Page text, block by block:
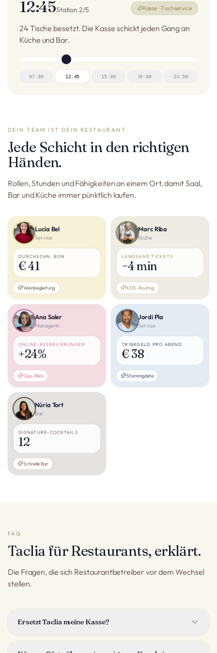
12:45Station 2/5 Kasse · Tischservice
24 Tische besetzt. Die Kasse schickt jeden Gang an
Küche und Bar.
07:30 12:45 15:30 19:00 23:50
DEIN TEAM IST DEIN RESTAURANT
Jede Schicht in den richtigen
Händen.
Rollen, Stunden und Fähigkeiten an einem Ort, damit Saal,
Bar und Küche immer pünktlich laufen.
Lucía Bel
Service
DURCHSCHN. BON
€ 41
Weinbegleitung
Marc Riba
Küche
LANGSAME TICKETS
−4 min
KDS-Routing
Ana Soler
Managerin
ONLINE-RESERVIERUNGEN
+24%
Ops-Blick
Jordi Pla
Service
TRINKGELD PRO ABEND
€ 38
Stammgäste
Núria Tort
Bar
SIGNATURE-COCKTAILS
12
Schnelle Bar
FAQ
Taclia für Restaurants, erklärt.
Die Fragen, die sich Restaurantbetreiber vor dem Wechsel
stellen.
Ersetzt Taclia meine Kasse?
Tischplan, Gänge, geteilte Rechnungen und Kartenzahlung.